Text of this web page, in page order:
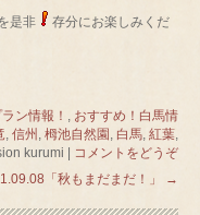
是非
存分にお楽しみくだ
ン情報！ , おすすめ！白馬情
, 信州 , 栂池自然園 , 白馬, 紅葉,
kurumi
コメントをどうぞ
「秋もまだまだ！」 →